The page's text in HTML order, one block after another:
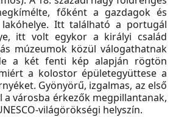
főként a gazdagok és
Itt található a portugál
itt volt egykor a királyi család
múzeumok közül válogathatnak
a két fenti kép alapján rögtön
a kolostor épületegyüttese a
Gyönyörű, izgalmas, az első
a városba érkezők megpillantanak,
világörökségi helyszín.